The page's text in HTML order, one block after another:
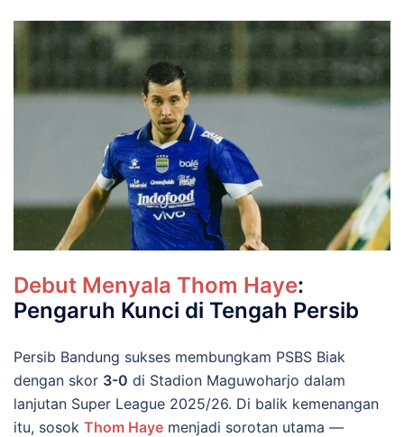
Debut Menyala Thom Haye:
Pengaruh Kunci di Tengah Persib
Persib Bandung sukses membungkam PSBS Biak
dengan skor 3-0 di Stadion Maguwoharjo dalam
lanjutan Super League 2025/26. Di balik kemenangan
itu, sosok Thom Haye menjadi sorotan utama —